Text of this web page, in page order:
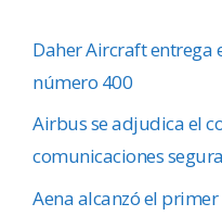
Daher Aircraft entrega
número 400
Airbus se adjudica el
comunicaciones
Aena alcanzó el